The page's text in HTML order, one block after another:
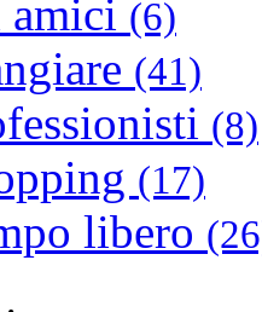
(6)
(41)
(8)
(17)
libero